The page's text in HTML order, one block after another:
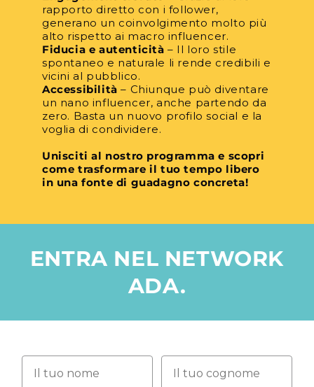
rapporto diretto con i follower,
generano un coinvolgimento molto più
alto rispetto ai macro influencer.
Fiducia e autenticità – Il loro stile
spontaneo e naturale li rende credibili e
vicini al pubblico.
Accessibilità – Chiunque può diventare
un nano influencer, anche partendo da
zero. Basta un nuovo profilo social e la
voglia di condividere.
Unisciti al nostro programma e scopri
come trasformare il tuo tempo libero
in una fonte di guadagno concreta!
ENTRA NEL NETWORK
ADA.
Nome Cognome